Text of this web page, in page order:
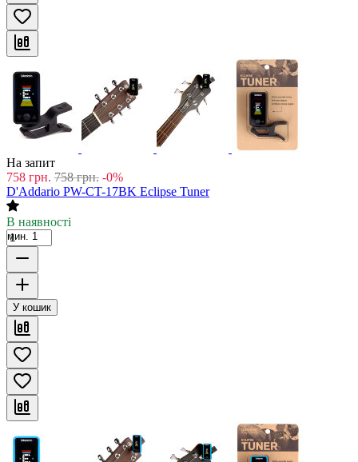
На запит
758 грн. 758 грн. -0%
D'Addario PW-CT-17BK Eclipse Tuner
В наявності
мин. 1
У кошик